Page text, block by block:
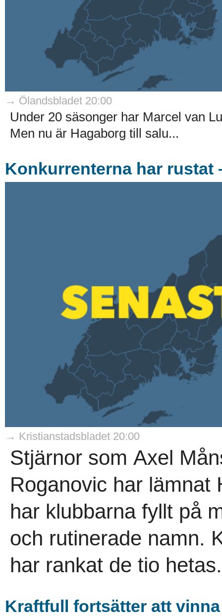
→ Ölandsbladet 20:00
Under 20 säsonger har Marcel van
Men nu är Hagaborg till salu...
Konkurrenterna har rustat
→ Kristianstadsbladet 20:00
Stjärnor som Axel
Roganovic har lämnat
har klubbarna fyllt på
och rutinerade namn.
har rankat de tio
Kraftfull fortsätter att vinna